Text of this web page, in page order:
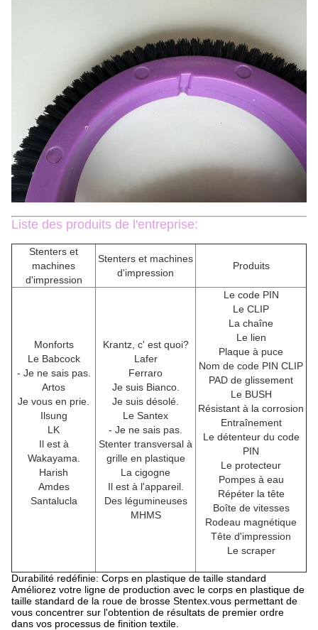
Liste des produits de l'entreprise:
Stenters et
machines
d'impression
Stenters et machines
d'impression
Produits
Monforts
Le Babcock
- Je ne sais pas.
Artos
Je vous en prie.
Ilsung
LK
Il est à
Wakayama.
Harish
Amdes
Santalucla
Krantz, c' est quoi?
Lafer
Ferraro
Je suis Bianco.
Je suis désolé.
Le Santex
- Je ne sais pas.
Stenter transversal à
grille en plastique
La cigogne
Il est à l'appareil.
Des légumineuses
MHMS
Le code PIN
Le CLIP
La chaîne
Le lien
Plaque à puce
Nom de code PIN CLIP
PAD de glissement
Le BUSH
Résistant à la corrosion
Entraînement
Le détenteur du code
PIN
Le protecteur
Pompes à eau
Répéter la tête
Boîte de vitesses
Rodeau magnétique
Tête d'impression
Le scraper
Durabilité redéfinie: Corps en plastique de taille standard
Améliorez votre ligne de production avec le corps en plastique de
taille standard de la roue de brosse Stentex.vous permettant de
vous concentrer sur l'obtention de résultats de premier ordre
dans vos processus de finition textile.